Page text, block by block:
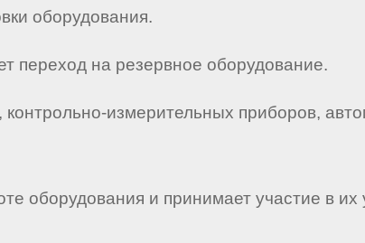
оборудования.
переход на резервное оборудование.
измерительных приборов,
оборудования и принимает участие в их